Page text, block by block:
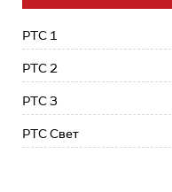
РТС 1
РТС 2
РТС 3
РТС Свет